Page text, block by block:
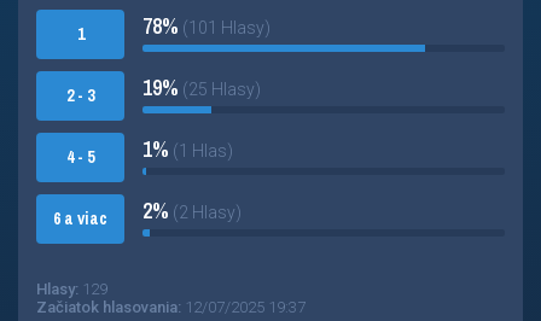
1
2 - 3
4 - 5
6 a viac
78% (101 Hlasy)
19% (25 Hlasy)
1% (1 Hlas)
2% (2 Hlasy)
Hlasy: 129
Začiatok hlasovania: 12/07/2025 19:37